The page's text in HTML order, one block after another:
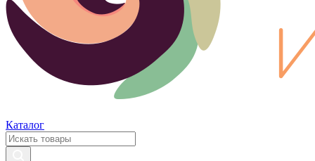
Каталог